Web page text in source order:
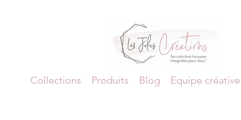
Collections Produits Blog Equipe créative